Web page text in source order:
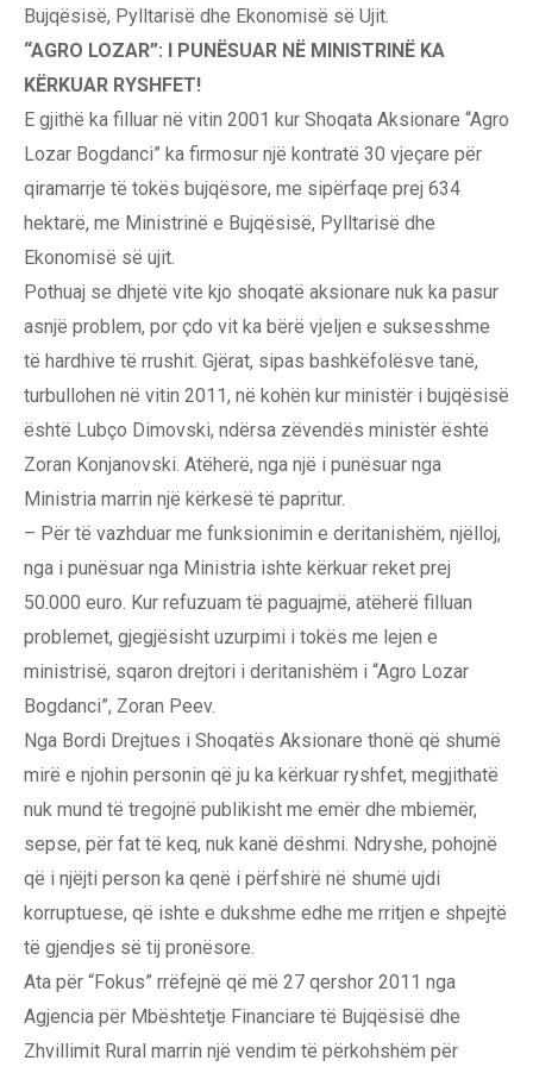
Bujqësisë, Pylltarisë dhe Ekonomisë së Ujit.
“AGRO LOZAR”: I PUNËSUAR NË MINISTRINË KA
KËRKUAR RYSHFET!
E gjithë ka filluar në vitin 2001 kur Shoqata Aksionare “Agro
Lozar Bogdanci” ka firmosur një kontratë 30 vjeçare për
qiramarrje të tokës bujqësore, me sipërfaqe prej 634
hektarë, me Ministrinë e Bujqësisë, Pylltarisë dhe
Ekonomisë së ujit.
Pothuaj se dhjetë vite kjo shoqatë aksionare nuk ka pasur
asnjë problem, por çdo vit ka bërë vjeljen e suksesshme
të hardhive të rrushit. Gjërat, sipas bashkëfolësve tanë,
turbullohen në vitin 2011, në kohën kur ministër i bujqësisë
është Lubço Dimovski, ndërsa zëvendës ministër është
Zoran Konjanovski. Atëherë, nga një i punësuar nga
Ministria marrin një kërkesë të papritur.
– Për të vazhduar me funksionimin e deritanishëm, njëlloj,
nga i punësuar nga Ministria ishte kërkuar reket prej
50.000 euro. Kur refuzuam të paguajmë, atëherë filluan
problemet, gjegjësisht uzurpimi i tokës me lejen e
ministrisë, sqaron drejtori i deritanishëm i “Agro Lozar
Bogdanci”, Zoran Peev.
Nga Bordi Drejtues i Shoqatës Aksionare thonë që shumë
mirë e njohin personin që ju ka kërkuar ryshfet, megjithatë
nuk mund të tregojnë publikisht me emër dhe mbiemër,
sepse, për fat të keq, nuk kanë dëshmi. Ndryshe, pohojnë
që i njëjti person ka qenë i përfshirë në shumë ujdi
korruptuese, që ishte e dukshme edhe me rritjen e shpejtë
të gjendjes së tij pronësore.
Ata për “Fokus” rrëfejnë që më 27 qershor 2011 nga
Agjencia për Mbështetje Financiare të Bujqësisë dhe
Zhvillimit Rural marrin një vendim të përkohshëm për